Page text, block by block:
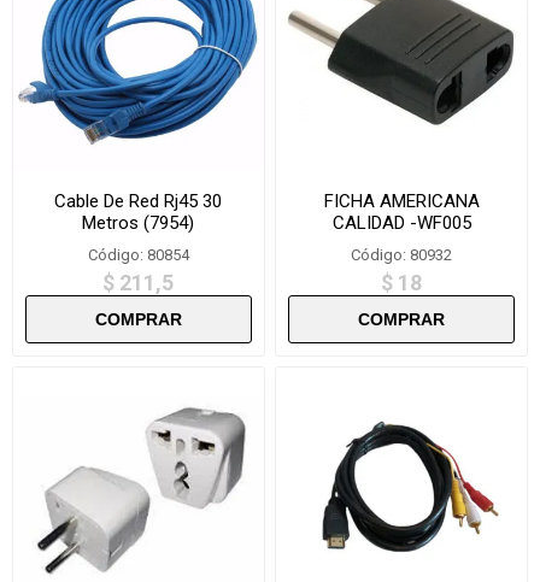
Cable De Red Rj45 30
Metros (7954)
Código: 80854
$ 211,5
FICHA AMERICANA
CALIDAD -WF005
Código: 80932
$ 18